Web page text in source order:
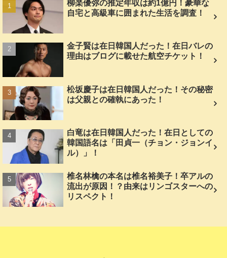
柳楽優弥の推定年収は約1億円！豪華な
自宅と高級車に囲まれた生活を調査！
金子賢は在日韓国人だった！在日バレの
理由はブログに載せた航空チケット！
松坂慶子は在日韓国人だった！その秘密
は父親との確執にあった！
白竜は在日韓国人だった！在日としての
韓国語名は「田貞一（チョン・ジョンイ
ル）」！
椎名林檎の本名は椎名裕美子！卒アルの
流出が原因！？由来はリンゴスターへの
リスペクト！